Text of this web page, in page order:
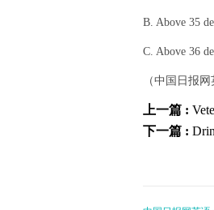
B. Above 35
C. Above 36
（中国日报
上一篇 :
下一篇 :